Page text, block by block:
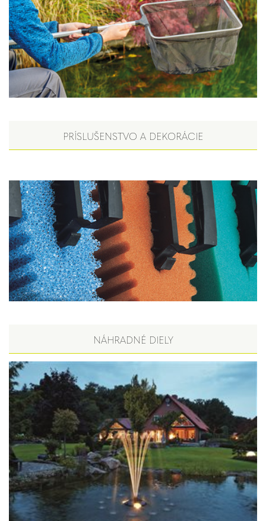
PRÍSLUŠENSTVO A DEKORÁCIE
NÁHRADNÉ DIELY